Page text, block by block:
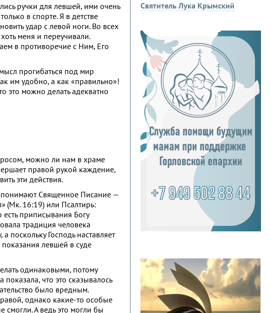
ручки для левшей, ими очень
в спорте. Я в детстве
удар с левой ноги. Во всех
меня и переучивали.
в противоречие с Ним, Его
прогибаться под мир
им удобно, а как «правильно»!
это можно делать адекватно
можно ли нам в храме
правой рукой каждение,
эти действия.
понимают Священное Писание —
(Мк. 16:19) или Псалтирь:
приписывания Богу
традиция человека
поскольку Господь наставляет
левшей в суде
одинаковыми, потому
что это сказывалось
было вредным.
однако какие-то особые
смогли. А ведь это могли бы
Святитель Лука Крымский